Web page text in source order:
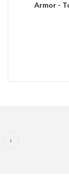
Armor -
‹